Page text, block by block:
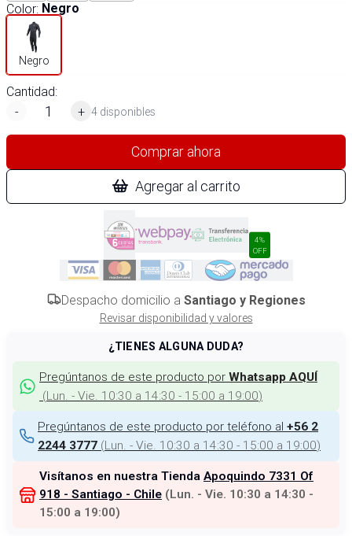
Color: Negro
Negro
Cantidad:
-
+ 4 disponibles
Comprar ahora
Agregar al carrito
4%
OFF
Despacho domicilio a Santiago y Regiones
Revisar disponibilidad y valores
¿TIENES ALGUNA DUDA?
Pregúntanos de este producto por Whatsapp AQUÍ
(Lun. - Vie. 10:30 a 14:30 - 15:00 a 19:00)
Pregúntanos de este producto por teléfono al +56 2
2244 3777 (Lun. - Vie. 10:30 a 14:30 - 15:00 a 19:00)
Visítanos en nuestra Tienda Apoquindo 7331 Of
918 - Santiago - Chile (Lun. - Vie. 10:30 a 14:30 -
15:00 a 19:00)